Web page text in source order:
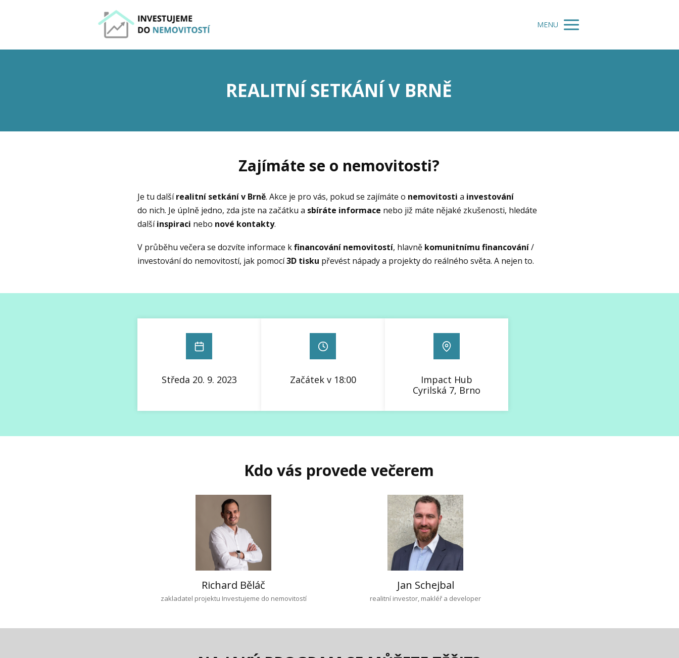
MENU
REALITNÍ SETKÁNÍ V BRNĚ
Zajímáte se o nemovitosti?
Je tu dalšírealitní setkání v Brně. Akce je pro vás, pokud se zajímáte o nemovitosti a investování
do nich. Je úplně jedno, zda jste na začátku a sbíráte informace nebo již máte nějaké zkušenosti, hledáte
dalšíinspiraci nebo nové kontakty.
V průběhu večera se dozvíte informace kfinancování nemovitostí, hlavně komunitnímu financování/
investování do nemovitostí, jak pomocí3D tisku převést nápady a projekty do reálného světa. A nejen to.
Středa 20. 9. 2023 Začátek v 18:00
Impact Hub
Cyrilská 7, Brno
Kdo vás provede večerem
Richard Běláč
zakladatel projektu Investujeme do nemovitostí
Jan Schejbal
realitní investor, makléř a developer